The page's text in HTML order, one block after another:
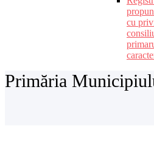
cu
Primăria